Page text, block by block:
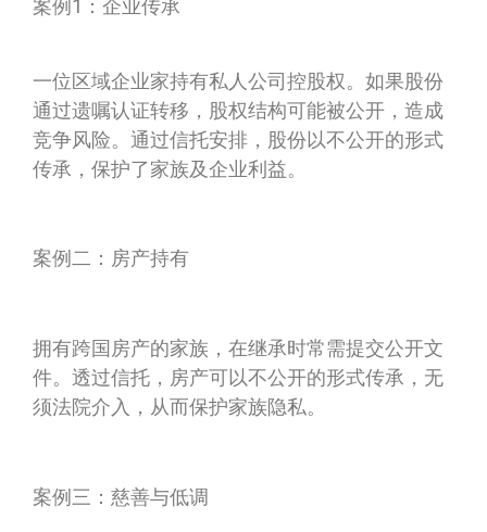
案例1：企业传承
一位区域企业家持有私人公司控股权。如果股份
通过遗嘱认证转移，股权结构可能被公开，造成
竞争风险。通过信托安排，股份以不公开的形式
传承，保护了家族及企业利益。
案例二：房产持有
拥有跨国房产的家族，在继承时常需提交公开文
件。透过信托，房产可以不公开的形式传承，无
须法院介入，从而保护家族隐私。
案例三：慈善与低调